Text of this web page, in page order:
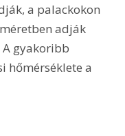
a palackokon
adják
gyakoribb
hőmérséklete a